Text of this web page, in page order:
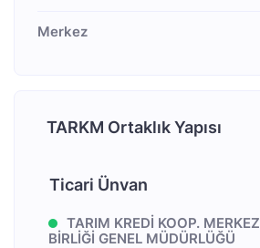
Merkez
TARKM Ortaklık Yapısı
Ticari Ünvan
TARIM KREDİ KOOP. MERKEZ
BİRLİĞİ GENEL MÜDÜRLÜĞÜ